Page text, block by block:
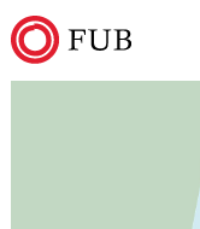
Hoppa till innehåll